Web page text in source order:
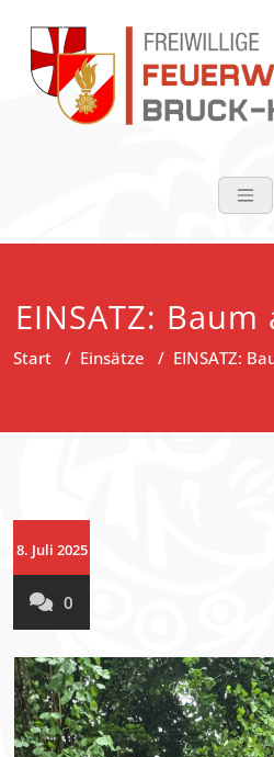
springen
EINSATZ:
Start / Einsätze / EINSATZ:
8. Juli 2025
0